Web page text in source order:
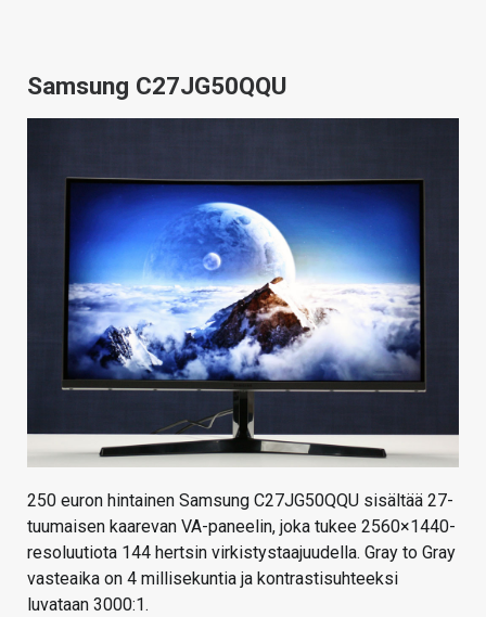
Samsung C27JG50QQU
250 euron hintainen Samsung C27JG50QQU sisältää 27-
tuumaisen kaarevan VA-paneelin, joka tukee 2560×1440-
resoluutiota 144 hertsin virkistystaajuudella. Gray to Gray
vasteaika on 4 millisekuntia ja kontrastisuhteeksi
luvataan 3000:1.